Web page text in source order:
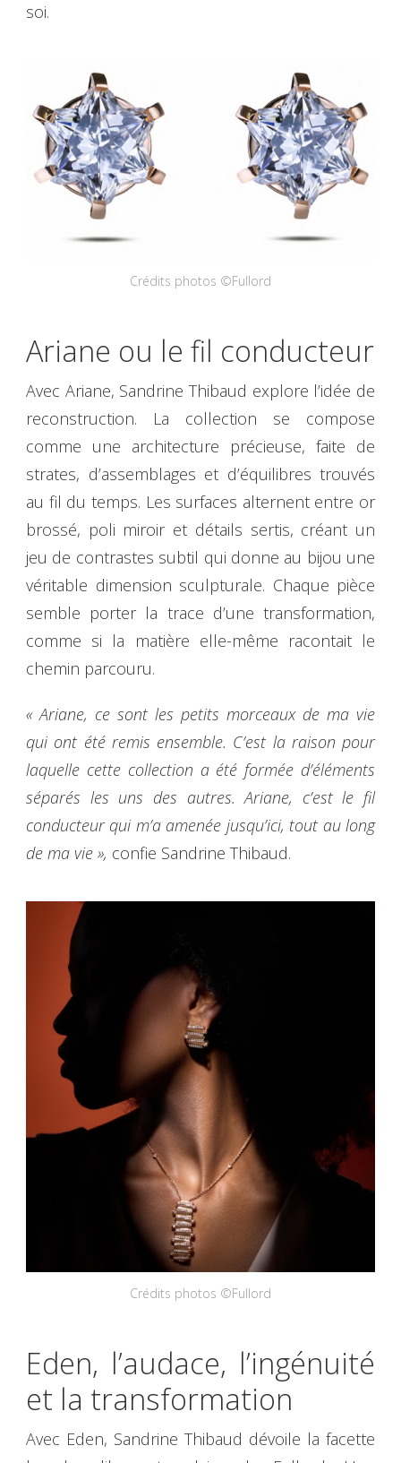
soi.
Crédits photos ©Fullord
Ariane ou le fil conducteur
Avec Ariane, Sandrine Thibaud explore l’idée de
reconstruction. La collection se compose
comme une architecture précieuse, faite de
strates, d’assemblages et d’équilibres trouvés
au fil du temps. Les surfaces alternent entre or
brossé, poli miroir et détails sertis, créant un
jeu de contrastes subtil qui donne au bijou une
véritable dimension sculpturale. Chaque pièce
semble porter la trace d’une transformation,
comme si la matière elle-même racontait le
chemin parcouru.
« Ariane, ce sont les petits morceaux de ma vie
qui ont été remis ensemble. C’est la raison pour
laquelle cette collection a été formée d’éléments
séparés les uns des autres. Ariane, c’est le fil
conducteur qui m’a amenée jusqu’ici, tout au long
de ma vie », confie Sandrine Thibaud.
Crédits photos ©Fullord
Eden, l’audace, l’ingénuité
et la transformation
Avec Eden, Sandrine Thibaud dévoile la facette